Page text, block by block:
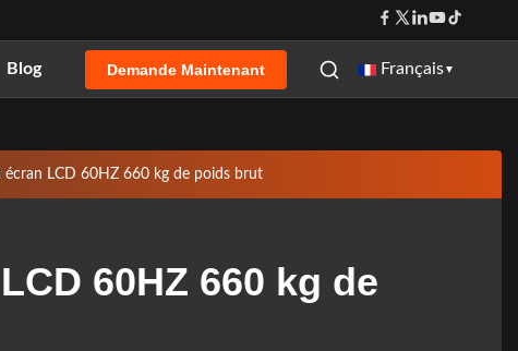
Blog Demande Maintenant Français ▼
écran LCD 60HZ 660 kg de poids brut
60HZ 660 kg de